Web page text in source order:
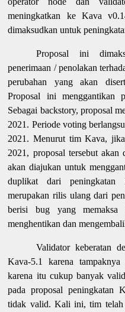
meningkatkan ke Kava
dimaksudkan untuk
Proposal ini
penerimaan / penolakan
perubahan yang akan
Proposal ini menggantikan
Sebagai backstory, proposal
2021. Periode voting
2021. Menurut tim Kava,
2021, proposal tersebut
akan diajukan untuk
duplikat dari peningkatan
merupakan rilis ulang dari
berisi bug yang
menghentikan dan
Validator keberatan
Kava-5.1 karena
karena itu cukup banyak
pada proposal peningkatan
tidak valid. Kali ini, tim telah